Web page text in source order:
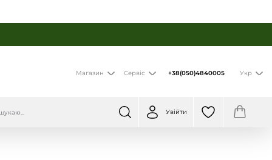
Магазин Сервіс +38(050)4840005 Укр
Увійти